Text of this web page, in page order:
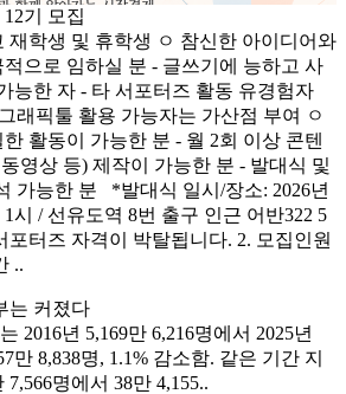
기 모집
재학생 및 휴학생 ㅇ 참신한 아이디어와
으로 임하실 분 - 글쓰기에 능하고 사
능한 자 - 타 서포터즈 활동 유경험자
래픽툴 활용 가능자는 가산점 부여 ㅇ
활동이 가능한 분 - 월 2회 이상 콘텐
영상 등) 제작이 가능한 분 - 발대식 및
가능한 분 *발대식 일시/장소: 2026년
시 / 선유도역 8번 출구 인근 어반322 5
터즈 자격이 박탈됩니다. 2. 모집인원
..
는 커졌다
2016년 5,169만 6,216명에서 2025년
만 8,838명, 1.1% 감소함. 같은 기간 지
명에서 38만 4,155..